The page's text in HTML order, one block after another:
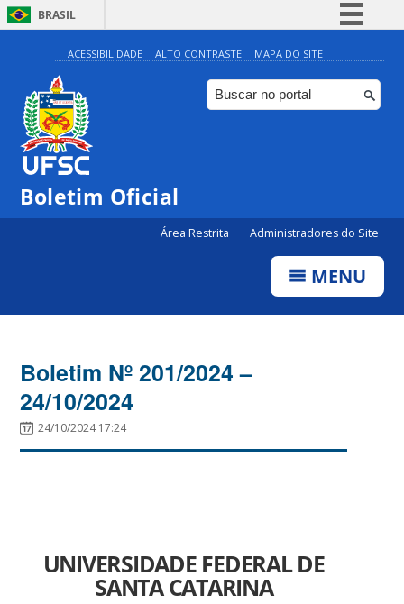
BRASIL
Simplifique!
Comunica BR
Participe
ACESSIBILIDADE ALTO CONTRASTE MAPA DO SITE
Boletim Oficial
Área Restrita Administradores do Site
MENU
Boletim Nº 201/2024 –
24/10/2024
24/10/2024 17:24
UNIVERSIDADE FEDERAL DE
SANTA CATARINA